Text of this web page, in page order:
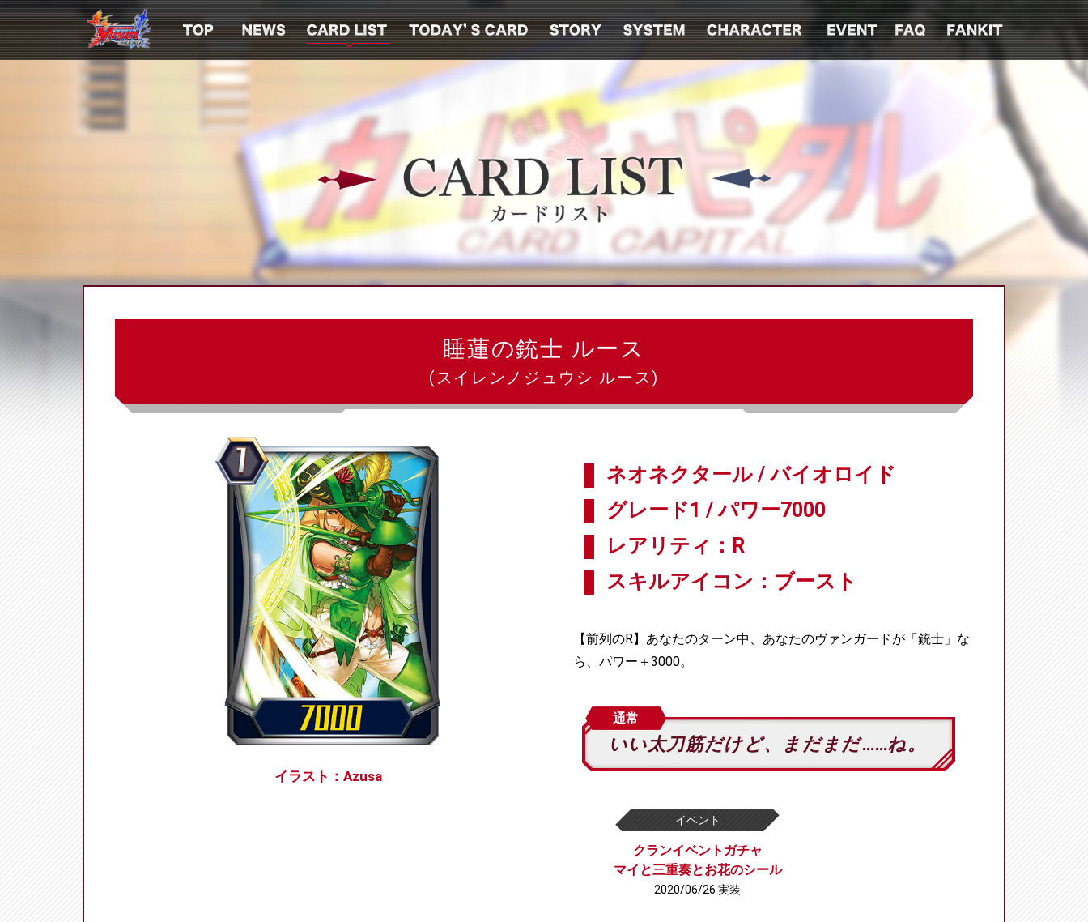
睡蓮の銃士 ルース
(スイレンノジュウシ ルース)
イラスト：Azusa
ネオネクタール / バイオロイド
グレード1 / パワー7000
レアリティ：R
スキルアイコン：ブースト
【前列のR】あなたのターン中、あなたのヴァンガードが「銃士」な
ら、パワー＋3000。
通常
いい太刀筋だけど、まだまだ……ね。
イベント
クランイベントガチャ
マイと三重奏とお花のシール
2020/06/26 実装